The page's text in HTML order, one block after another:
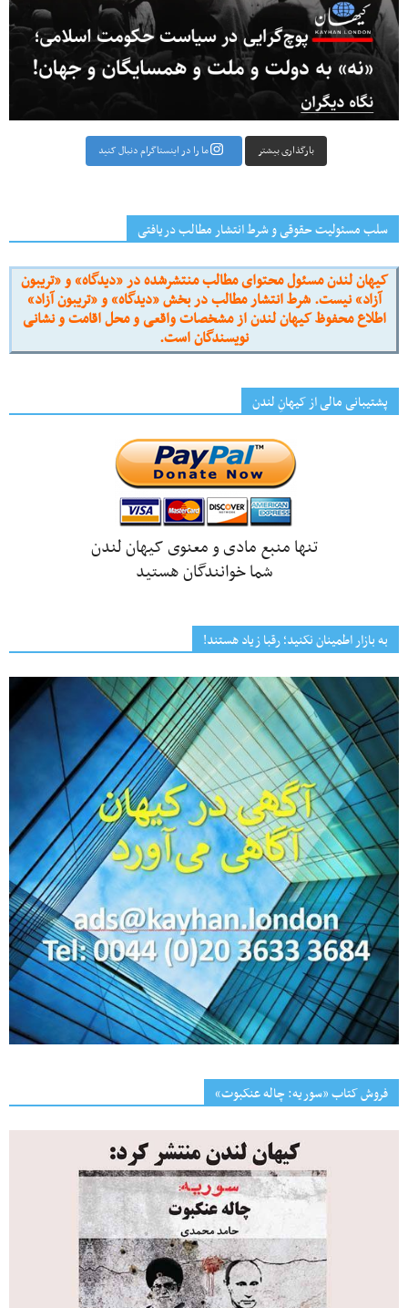
بارگذاری بیشتر ما را در اینستاگرام دنبال کنید
سلب مسئولیت حقوقی و شرط انتشار مطالب دریافتی
کیهان لندن مسئول محتوای مطالب منتشرشده در «دیدگاه» و «تریبون
آزاد» نیست. شرط انتشار مطالب در بخش «دیدگاه» و «تریبون آزاد»
اطلاع محفوظ کیهان لندن از مشخصات واقعی و محل اقامت و نشانی
نویسندگان است.
پشتیبانی مالی از کیهانِ لندن
تنها منبع مادی و معنوی کیهان لندن
شما خوانندگان هستید
به بازار اطمینان نکنید؛ رقبا زیاد هستند!
فروش کتاب «سوریه: چاله عنکبوت»